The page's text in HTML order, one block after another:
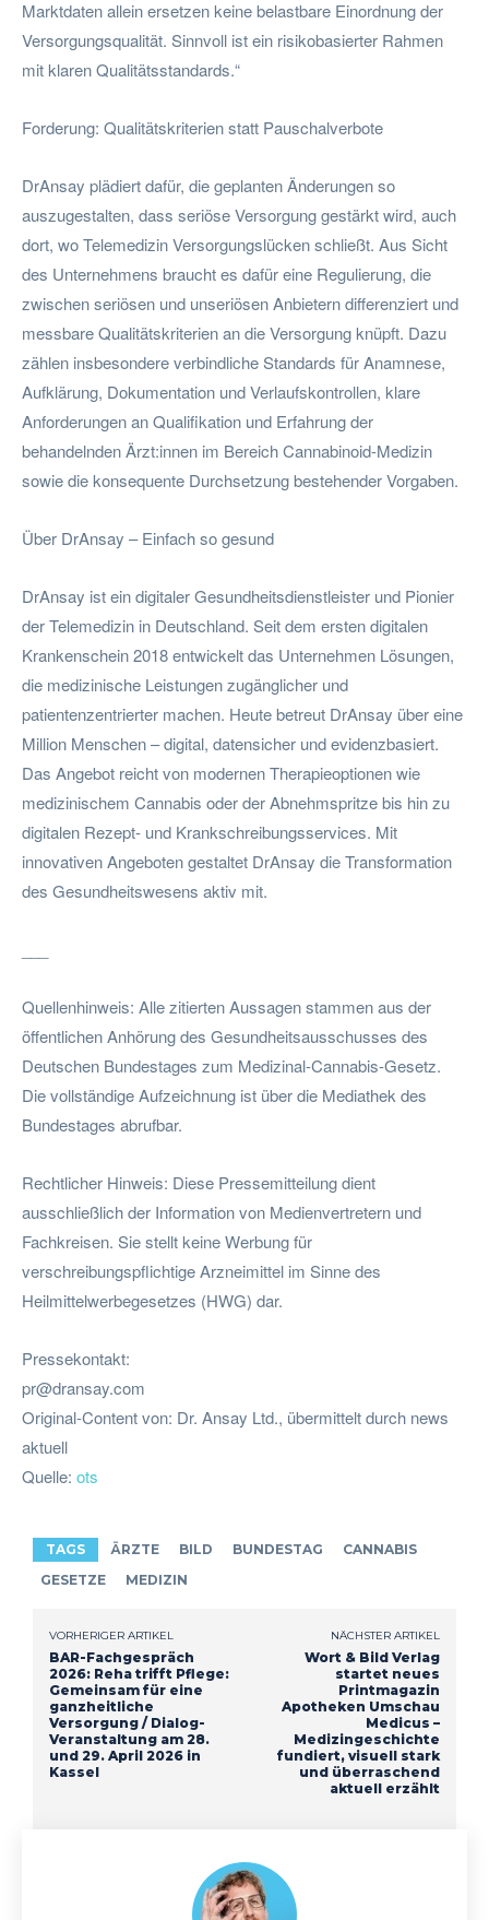
Marktdaten allein ersetzen keine belastbare Einordnung der
Versorgungsqualität. Sinnvoll ist ein risikobasierter Rahmen
mit klaren Qualitätsstandards.“
Forderung: Qualitätskriterien statt Pauschalverbote
DrAnsay plädiert dafür, die geplanten Änderungen so
auszugestalten, dass seriöse Versorgung gestärkt wird, auch
dort, wo Telemedizin Versorgungslücken schließt. Aus Sicht
des Unternehmens braucht es dafür eine Regulierung, die
zwischen seriösen und unseriösen Anbietern differenziert und
messbare Qualitätskriterien an die Versorgung knüpft. Dazu
zählen insbesondere verbindliche Standards für Anamnese,
Aufklärung, Dokumentation und Verlaufskontrollen, klare
Anforderungen an Qualifikation und Erfahrung der
behandelnden Ärzt:innen im Bereich Cannabinoid-Medizin
sowie die konsequente Durchsetzung bestehender Vorgaben.
Über DrAnsay – Einfach so gesund
DrAnsay ist ein digitaler Gesundheitsdienstleister und Pionier
der Telemedizin in Deutschland. Seit dem ersten digitalen
Krankenschein 2018 entwickelt das Unternehmen Lösungen,
die medizinische Leistungen zugänglicher und
patientenzentrierter machen. Heute betreut DrAnsay über eine
Million Menschen – digital, datensicher und evidenzbasiert.
Das Angebot reicht von modernen Therapieoptionen wie
medizinischem Cannabis oder der Abnehmspritze bis hin zu
digitalen Rezept- und Krankschreibungsservices. Mit
innovativen Angeboten gestaltet DrAnsay die Transformation
des Gesundheitswesens aktiv mit.
Quellenhinweis: Alle zitierten Aussagen stammen aus der
öffentlichen Anhörung des Gesundheitsausschusses des
Deutschen Bundestages zum Medizinal-Cannabis-Gesetz.
Die vollständige Aufzeichnung ist über die Mediathek des
Bundestages abrufbar.
Rechtlicher Hinweis: Diese Pressemitteilung dient
ausschließlich der Information von Medienvertretern und
Fachkreisen. Sie stellt keine Werbung für
verschreibungspflichtige Arzneimittel im Sinne des
Heilmittelwerbegesetzes (HWG) dar.
Pressekontakt:
pr@dransay.com
Original-Content von: Dr. Ansay Ltd., übermittelt durch news
aktuell
Quelle: ots
TAGS ÄRZTE BILD BUNDESTAG
CANNABIS
GESETZE
MEDIZIN
VORHERIGER ARTIKEL
BAR-Fachgespräch
2026: Reha trifft Pflege:
Gemeinsam für eine
ganzheitliche
Versorgung / Dialog-
Veranstaltung am 28.
und 29. April 2026 in
Kassel
NÄCHSTER ARTIKEL
Wort & Bild Verlag
startet neues
Printmagazin
Apotheken Umschau
Medicus –
Medizingeschichte
fundiert, visuell stark
und überraschend
aktuell erzählt